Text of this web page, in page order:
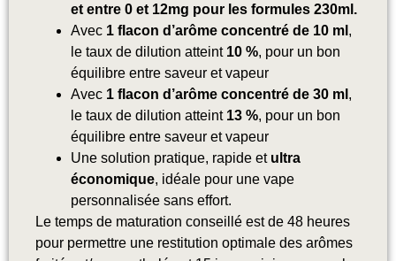
et entre 0 et 12mg pour les formules 230ml.
Avec 1 flacon d’arôme concentré de 10 ml ,
le taux de dilution atteint 10 %, pour un bon
équilibre entre saveur et vapeur
Avec 1 flacon d’arôme concentré de 30 ml ,
le taux de dilution atteint 13 %, pour un bon
équilibre entre saveur et vapeur
Une solution pratique, rapide et ultra
économique, idéale pour une vape
personnalisée sans effort.
Le temps de maturation conseillé est de 48 heures
pour permettre une restitution optimale des arômes